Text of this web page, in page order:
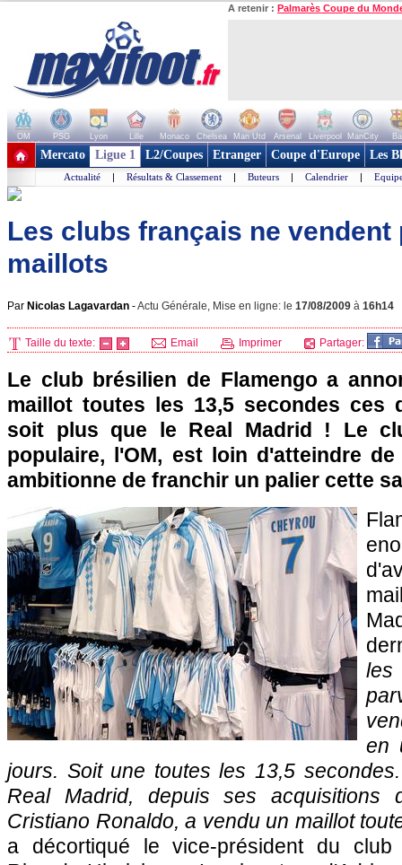
A retenir : Palmarès Coupe du
OM PSG Lyon Lille Monaco Chelsea Man Utd Arsenal Liverpool ManCity
+ de clubs
Mercato Ligue 1 L2/Coupes Etranger Coupe d'Europe Les
Actualité | Résultats & Classement | Buteurs | Calendrier |
Les clubs français ne vendent
maillots
Par Nicolas Lagavardan -Actu Générale, Mise en ligne: le 17/08/2009 à 16h14
Taille du texte: Email Imprimer Partager:
Le club brésilien de Flamengo a
maillot toutes les 13,5 secondes ces
soit plus que le Real Madrid ! Le
populaire, l'OM, est loin d'atteindre
ambitionne de franchir un palier cette
en
jours. Soit une toutes les 13,5
Real Madrid, depuis ses acquisitions
Cristiano Ronaldo, a vendu un maillot
a décortiqué le vice-président du